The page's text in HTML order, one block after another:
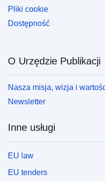
Pliki cookie
Dostępność
O Urzędzie Publikacji
Nasza misja, wizja i
Newsletter
Inne usługi
EU law
EU tenders